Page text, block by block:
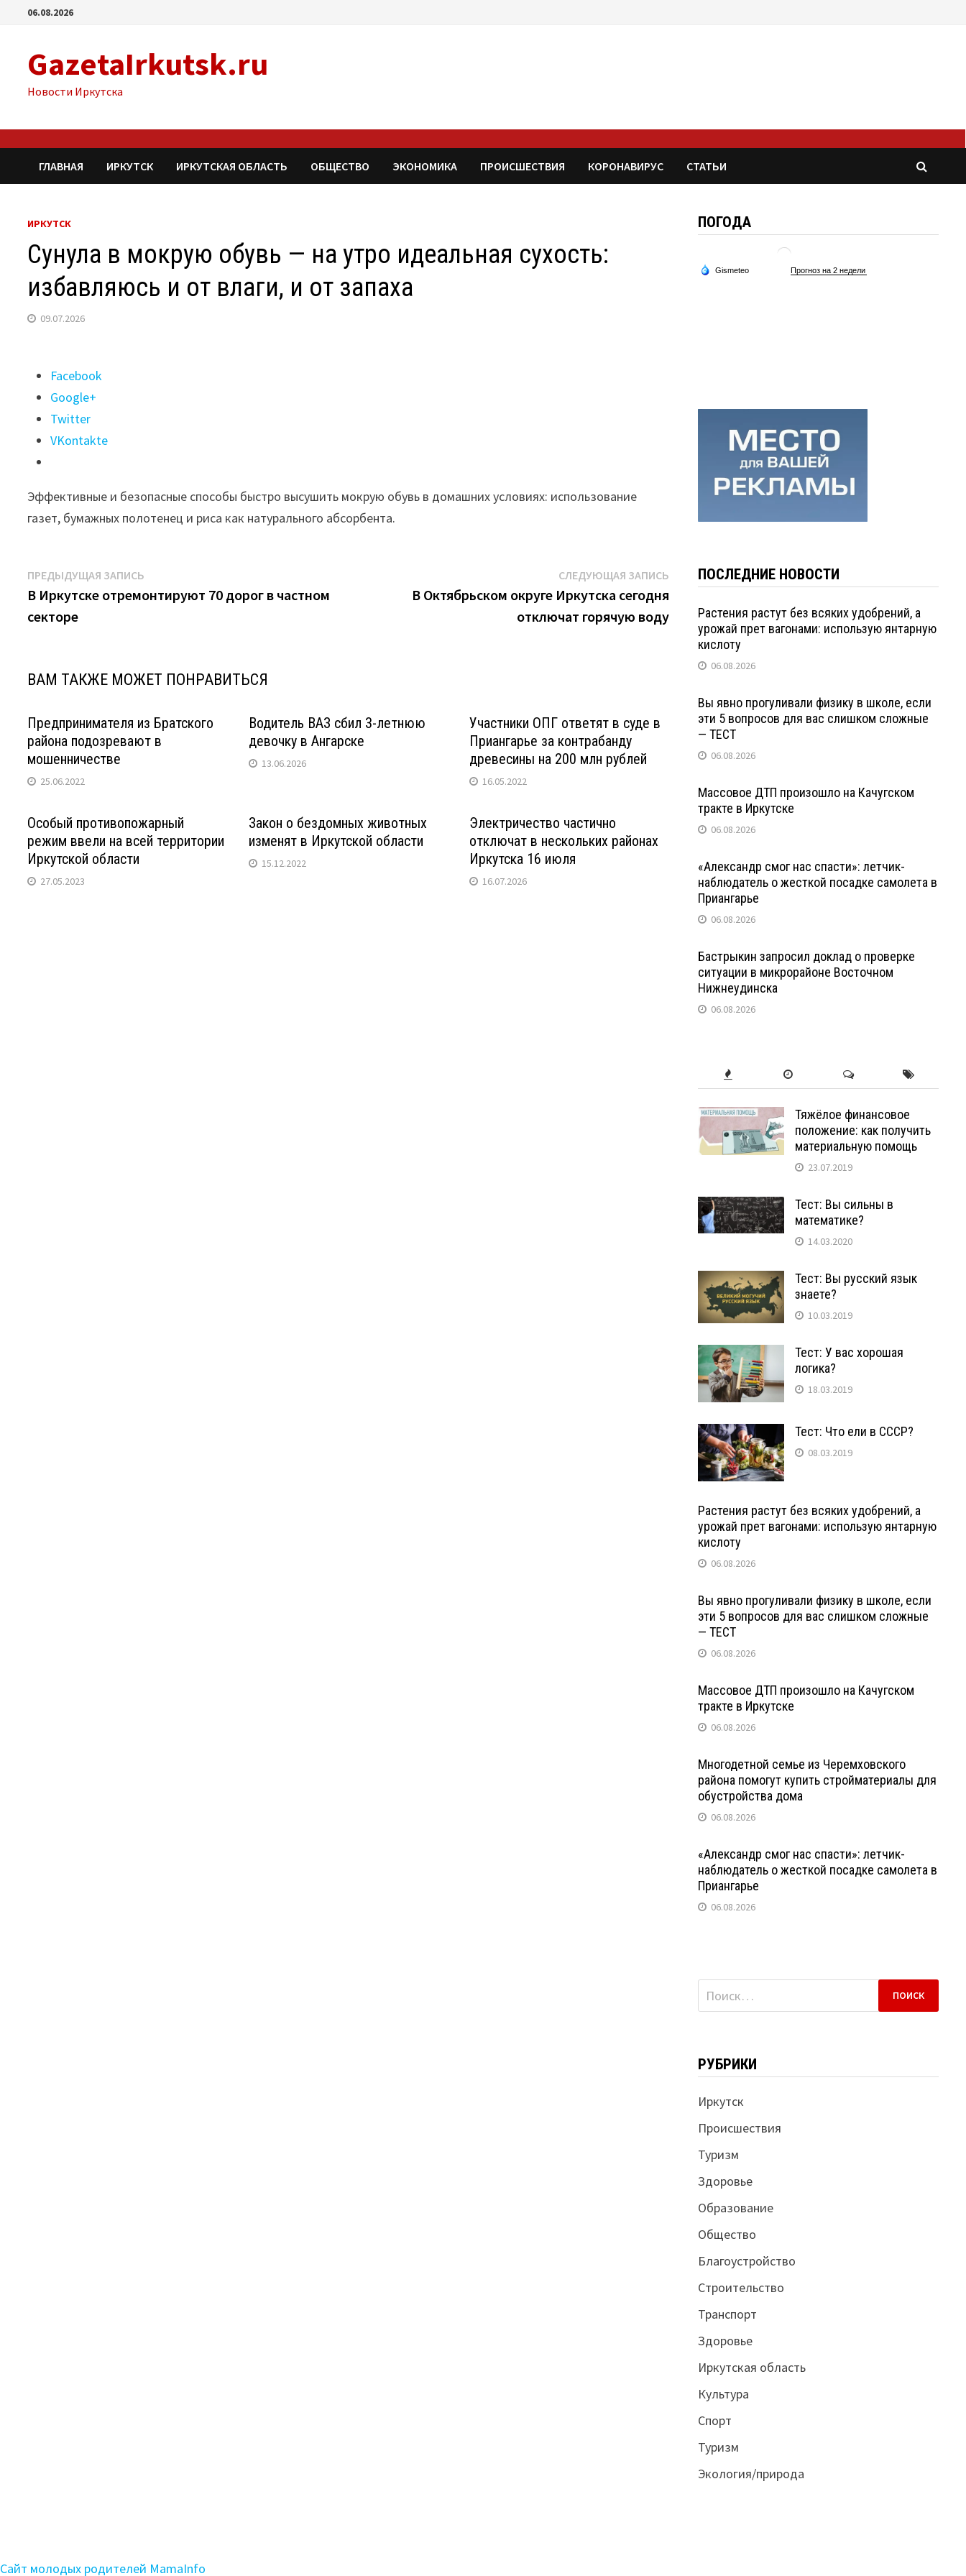
Перейти06.08.2026
GazetaIrkutsk.ru
Новости Иркутска
ГЛАВНАЯ ИРКУТСК ИРКУТСКАЯ ОБЛАСТЬ ОБЩЕСТВО ЭКОНОМИКА ПРОИСШЕСТВИЯ КОРОНАВИРУС СТАТЬИ
ИРКУТСК
Сунула в мокрую обувь — на утро идеальная сухость:
избавляюсь и от влаги, и от запаха
09.07.2026
Поделиться
"Сунула
мокрую
обувь
на
утро
сухость:
избавляюсь
и
и
запаха"
Facebook
Google+
Twitter
VKontakte
Эффективные и безопасные способы быстро высушить мокрую обувь в домашних условиях: использование
газет, бумажных полотенец и риса как натурального абсорбента.
Навигация
по
записям
ПРЕДЫДУЩАЯ ЗАПИСЬ
запись:
В Иркутске отремонтируют 70 дорог в частном
секторе
СЛЕДУЮЩАЯ ЗАПИСЬСледующая
запись:
В Октябрьском округе Иркутска сегодня
отключат горячую воду
ВАМ ТАКЖЕ МОЖЕТ ПОНРАВИТЬСЯ
Предпринимателя из Братского
района подозревают в
мошенничестве
25.06.2022
Водитель ВАЗ сбил 3-летнюю
девочку в Ангарске
13.06.2026
Участники ОПГ ответят в суде в
Приангарье за контрабанду
древесины на 200 млн рублей
16.05.2022
Особый противопожарный
режим ввели на всей территории
Иркутской области
27.05.2023
Закон о бездомных животных
изменят в Иркутской области
15.12.2022
Электричество частично
отключат в нескольких районах
Иркутска 16 июля
16.07.2026
ПОГОДА
ПОСЛЕДНИЕ НОВОСТИ
Растения растут без всяких удобрений, а
урожай прет вагонами: использую янтарную
кислоту
06.08.2026
Вы явно прогуливали физику в школе, если
эти 5 вопросов для вас слишком сложные
— ТЕСТ
06.08.2026
Массовое ДТП произошло на Качугском
тракте в Иркутске
06.08.2026
«Александр смог нас спасти»: летчик-
наблюдатель о жесткой посадке самолета в
Приангарье
06.08.2026
Бастрыкин запросил доклад о проверке
ситуации в микрорайоне Восточном
Нижнеудинска
06.08.2026
Тяжёлое финансовое
положение: как получить
материальную помощь
23.07.2019
Тест: Вы сильны в
математике?
14.03.2020
Тест: Вы русский язык
знаете?
10.03.2019
Тест: У вас хорошая
логика?
18.03.2019
Тест: Что ели в СССР?
08.03.2019
Растения растут без всяких удобрений, а
урожай прет вагонами: использую янтарную
кислоту
06.08.2026
Вы явно прогуливали физику в школе, если
эти 5 вопросов для вас слишком сложные
— ТЕСТ
06.08.2026
Массовое ДТП произошло на Качугском
тракте в Иркутске
06.08.2026
Многодетной семье из Черемховского
района помогут купить стройматериалы для
обустройства дома
06.08.2026
«Александр смог нас спасти»: летчик-
наблюдатель о жесткой посадке самолета в
Приангарье
06.08.2026
Найти:
РУБРИКИ
Иркутск
Происшествия
Туризм
Здоровье
Образование
Общество
Благоустройство
Строительство
Транспорт
Здоровье
Иркутская область
Культура
Спорт
Туризм
Экология/природа
Сайт молодых родителей MamaInfo